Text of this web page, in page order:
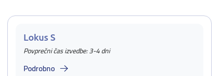
Lokus S
Povprečni čas izvedbe: 3-4 dni
Podrobno